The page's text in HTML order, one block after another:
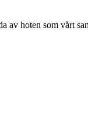
av hoten som vårt